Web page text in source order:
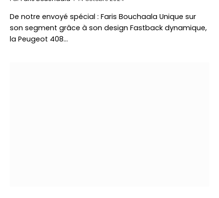
De notre envoyé spécial : Faris Bouchaala Unique sur
son segment grâce à son design Fastback dynamique,
la Peugeot 408…